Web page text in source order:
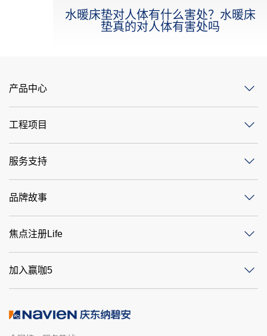
水暖床垫对人体有什么害处？水暖床
垫真的对人体有害处吗
产品中心
工程项目
服务支持
品牌故事
焦点注册Life
加入赢咖5